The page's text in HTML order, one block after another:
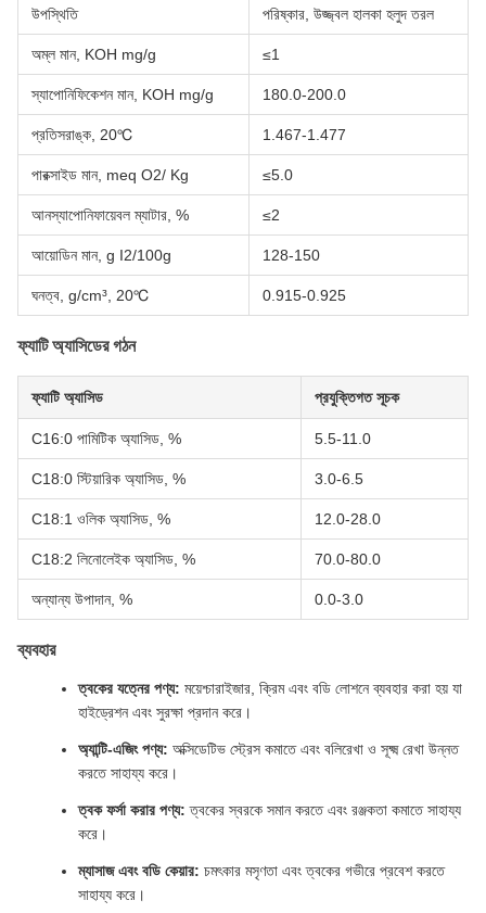
উপস্থিতি পরিষ্কার, উজ্জ্বল হালকা হলুদ তরল
অম্ল মান, KOH mg/g ≤1
স্যাপোনিফিকেশন মান, KOH mg/g 180.0-200.0
প্রতিসরাঙ্ক, 20℃ 1.467-1.477
পারক্সাইড মান, meq O2/ Kg ≤5.0
আনস্যাপোনিফায়েবল ম্যাটার, % ≤2
আয়োডিন মান, g I2/100g 128-150
ঘনত্ব, g/cm³, 20℃ 0.915-0.925
ফ্যাটি অ্যাসিডের গঠন
ফ্যাটি অ্যাসিড প্রযুক্তিগত সূচক
C16:0 পামিটিক অ্যাসিড, % 5.5-11.0
C18:0 স্টিয়ারিক অ্যাসিড, % 3.0-6.5
C18:1 ওলিক অ্যাসিড, % 12.0-28.0
C18:2 লিনোলেইক অ্যাসিড, % 70.0-80.0
অন্যান্য উপাদান, % 0.0-3.0
ব্যবহার
ত্বকের যত্নের পণ্য: ময়েশ্চারাইজার, ক্রিম এবং বডি লোশনে ব্যবহার করা হয় যা
হাইড্রেশন এবং সুরক্ষা প্রদান করে।
অ্যান্টি-এজিং পণ্য: অক্সিডেটিভ স্ট্রেস কমাতে এবং বলিরেখা ও সূক্ষ্ম রেখা উন্নত
করতে সাহায্য করে।
ত্বক ফর্সা করার পণ্য: ত্বকের স্বরকে সমান করতে এবং রঞ্জকতা কমাতে সাহায্য
করে।
ম্যাসাজ এবং বডি কেয়ার: চমৎকার মসৃণতা এবং ত্বকের গভীরে প্রবেশ করতে
সাহায্য করে।